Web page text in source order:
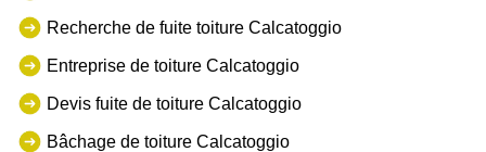
Recherche de fuite toiture Calcatoggio
Entreprise de toiture Calcatoggio
Devis fuite de toiture Calcatoggio
Bâchage de toiture Calcatoggio